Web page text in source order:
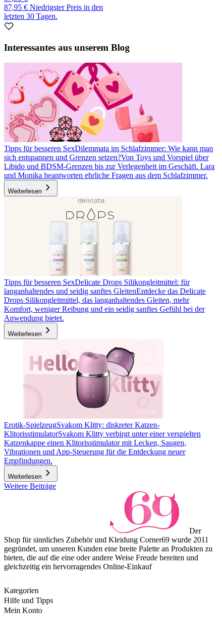
87,95 € Niedrigster Preis in den
letzten 30 Tagen.
Interessantes aus unserem Blog
Tipps für besseren SexDilemmata im Schlafzimmer: Wie kann man
sich entspannen und Grenzen setzen?Von Toys und Vorspiel über
Libido und BDSM-Grenzen bis zur Verlegenheit im Geschäft. Lara
und Monika beantworten ehrliche Fragen aus dem Schlafzimmer.
Weiterlesen
Tipps für besseren SexDelicate Drops Silikongleitmittel: für
langanhaltendes und seidig sanftes GleitenEntdecke das Delicate
Drops Silikongleitmittel, das langanhaltendes Gleiten, mehr
Komfort, weniger Reibung und ein seidig sanftes Gefühl bei der
Anwendung bietet.
Weiterlesen
Erotik-SpielzeugSvakom Klitty: diskreter Katzen-
KlitorisstimulatorSvakom Klitty verbirgt unter einer verspielten
Katzenkappe einen Klitorisstimulator mit Lecken, Saugen,
Vibrationen und App-Steuerung für die Entdeckung neuer
Empfindungen.
Weiterlesen
Weitere Beiträge
Der
Shop für sinnliches Zubehör und Kleidung Corner69 wurde 2011
gegründet, um unseren Kunden eine breite Palette an Produkten zu
bieten, die auf die eine oder andere Weise Freude bereiten und
gleichzeitig ein hervorragendes Online-Einkauf
Kategorien
Hilfe und Tipps
Mein Konto